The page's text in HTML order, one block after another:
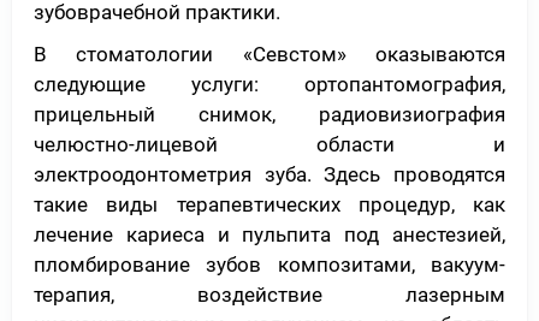
зубоврачебной практики.
В стоматологии «Севстом» оказываются
следующие услуги: ортопантомография,
прицельный снимок, радиовизиография
челюстно-лицевой области и
электроодонтометрия зуба. Здесь проводятся
такие виды терапевтических процедур, как
лечение кариеса и пульпита под анестезией,
пломбирование зубов композитами, вакуум-
терапия, воздействие лазерным